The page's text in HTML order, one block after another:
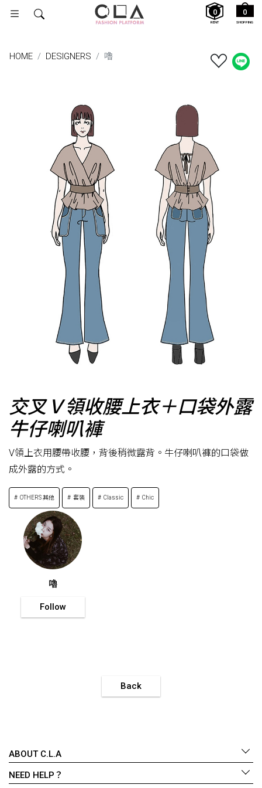
SHOPPING
0
RENT
0
HOME DESIGNERS 嚕
交叉Ｖ領收腰上衣＋口袋外露
牛仔喇叭褲
V領上衣用腰帶收腰，背後稍微露背。牛仔喇叭褲的口袋做
成外露的方式。
OTHERS 其他 套裝 Classic Chic
嚕
Follow
Back
ABOUT C.L.A
NEED HELP？